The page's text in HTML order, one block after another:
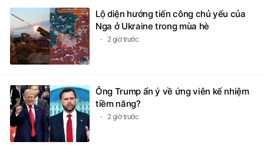
Nga ở Ukraine trong mùa hè
2 giờ trước
tiềm năng?
2 giờ trước